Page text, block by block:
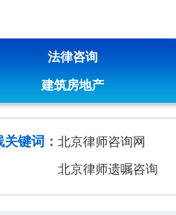
法律咨询
建筑房地产
键词： 北京律师咨询网
北京律师遗嘱咨询